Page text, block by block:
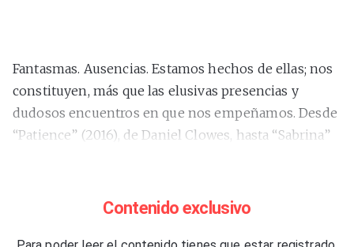
Fantasmas. Ausencias. Estamos hechos de ellas; nos
constituyen, más que las elusivas presencias y
dudosos encuentros en que nos empeñamos. Desde
“Patience” (2016), de Daniel Clowes, hasta “Sabrina”
de la narrativa gráfica contemporánea gira en torno
Contenido exclusivo